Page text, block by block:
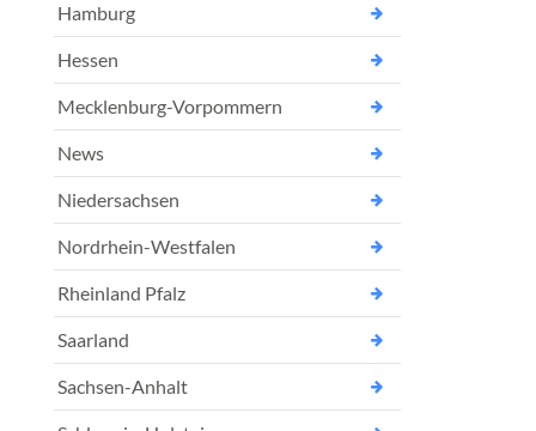
Hamburg
Hessen
Mecklenburg-Vorpommern
News
Niedersachsen
Nordrhein-Westfalen
Rheinland Pfalz
Saarland
Sachsen-Anhalt